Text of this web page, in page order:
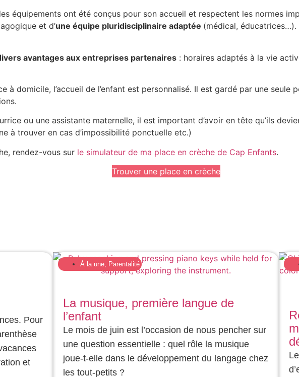
équipements ont été conçus pour son accueil et respectent les normes
et d’une équipe pluridisciplinaire adaptée (médical,
avantages aux entreprises partenaires : horaires adaptés à la vie
à domicile, l’accueil de l’enfant est personnalisé. Il est gardé par une
ou une assistante maternelle, il est important d’avoir en tête qu’ils
à trouver en cas d’impossibilité ponctuelle etc.)
rendez-vous sur le simulateur de ma place en crèche de Cap Enfants.
Trouver une place en crèche
Pour
et
À la une, Parentalité
La musique, première langue de
l’enfant
Le mois de juin est l’occasion de nous pencher sur
une question essentielle : quel rôle la musique
joue-t-elle dans le développement du langage chez
les tout-petits ?